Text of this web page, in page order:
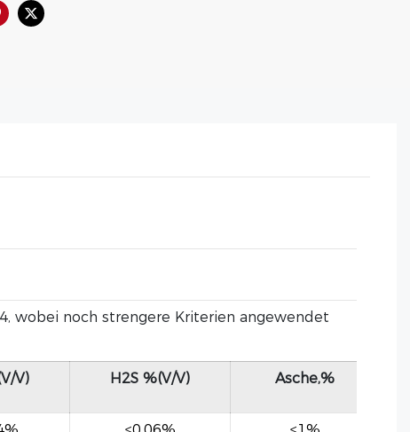
wobei noch strengere Kriterien angewendet
V) H2S %(V/V) Asche,%